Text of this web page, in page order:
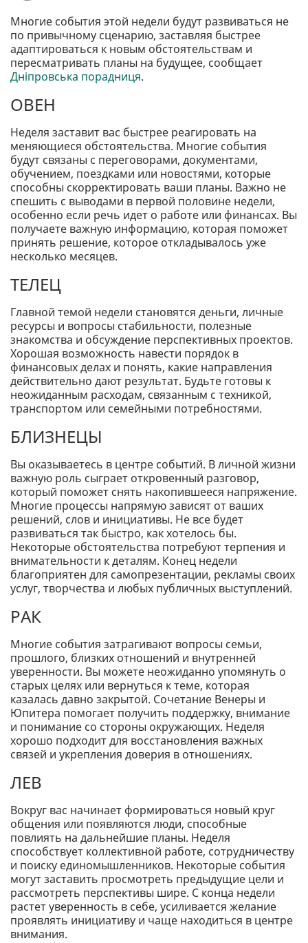
Многие события этой недели будут развиваться не
по привычному сценарию, заставляя быстрее
адаптироваться к новым обстоятельствам и
пересматривать планы на будущее, сообщает
Дніпровська порадниця.
ОВЕН
Неделя заставит вас быстрее реагировать на
меняющиеся обстоятельства. Многие события
будут связаны с переговорами, документами,
обучением, поездками или новостями, которые
способны скорректировать ваши планы. Важно не
спешить с выводами в первой половине недели,
особенно если речь идет о работе или финансах. Вы
получаете важную информацию, которая поможет
принять решение, которое откладывалось уже
несколько месяцев.
ТЕЛЕЦ
Главной темой недели становятся деньги, личные
ресурсы и вопросы стабильности, полезные
знакомства и обсуждение перспективных проектов.
Хорошая возможность навести порядок в
финансовых делах и понять, какие направления
действительно дают результат. Будьте готовы к
неожиданным расходам, связанным с техникой,
транспортом или семейными потребностями.
БЛИЗНЕЦЫ
Вы оказываетесь в центре событий. В личной жизни
важную роль сыграет откровенный разговор,
который поможет снять накопившееся напряжение.
Многие процессы напрямую зависят от ваших
решений, слов и инициативы. Не все будет
развиваться так быстро, как хотелось бы.
Некоторые обстоятельства потребуют терпения и
внимательности к деталям. Конец недели
благоприятен для самопрезентации, рекламы своих
услуг, творчества и любых публичных выступлений.
РАК
Многие события затрагивают вопросы семьи,
прошлого, близких отношений и внутренней
уверенности. Вы можете неожиданно упомянуть о
старых целях или вернуться к теме, которая
казалась давно закрытой. Сочетание Венеры и
Юпитера помогает получить поддержку, внимание
и понимание со стороны окружающих. Неделя
хорошо подходит для восстановления важных
связей и укрепления доверия в отношениях.
ЛЕВ
Вокруг вас начинает формироваться новый круг
общения или появляются люди, способные
повлиять на дальнейшие планы. Неделя
способствует коллективной работе, сотрудничеству
и поиску единомышленников. Некоторые события
могут заставить просмотреть предыдущие цели и
рассмотреть перспективы шире. С конца недели
растет уверенность в себе, усиливается желание
проявлять инициативу и чаще находиться в центре
внимания.